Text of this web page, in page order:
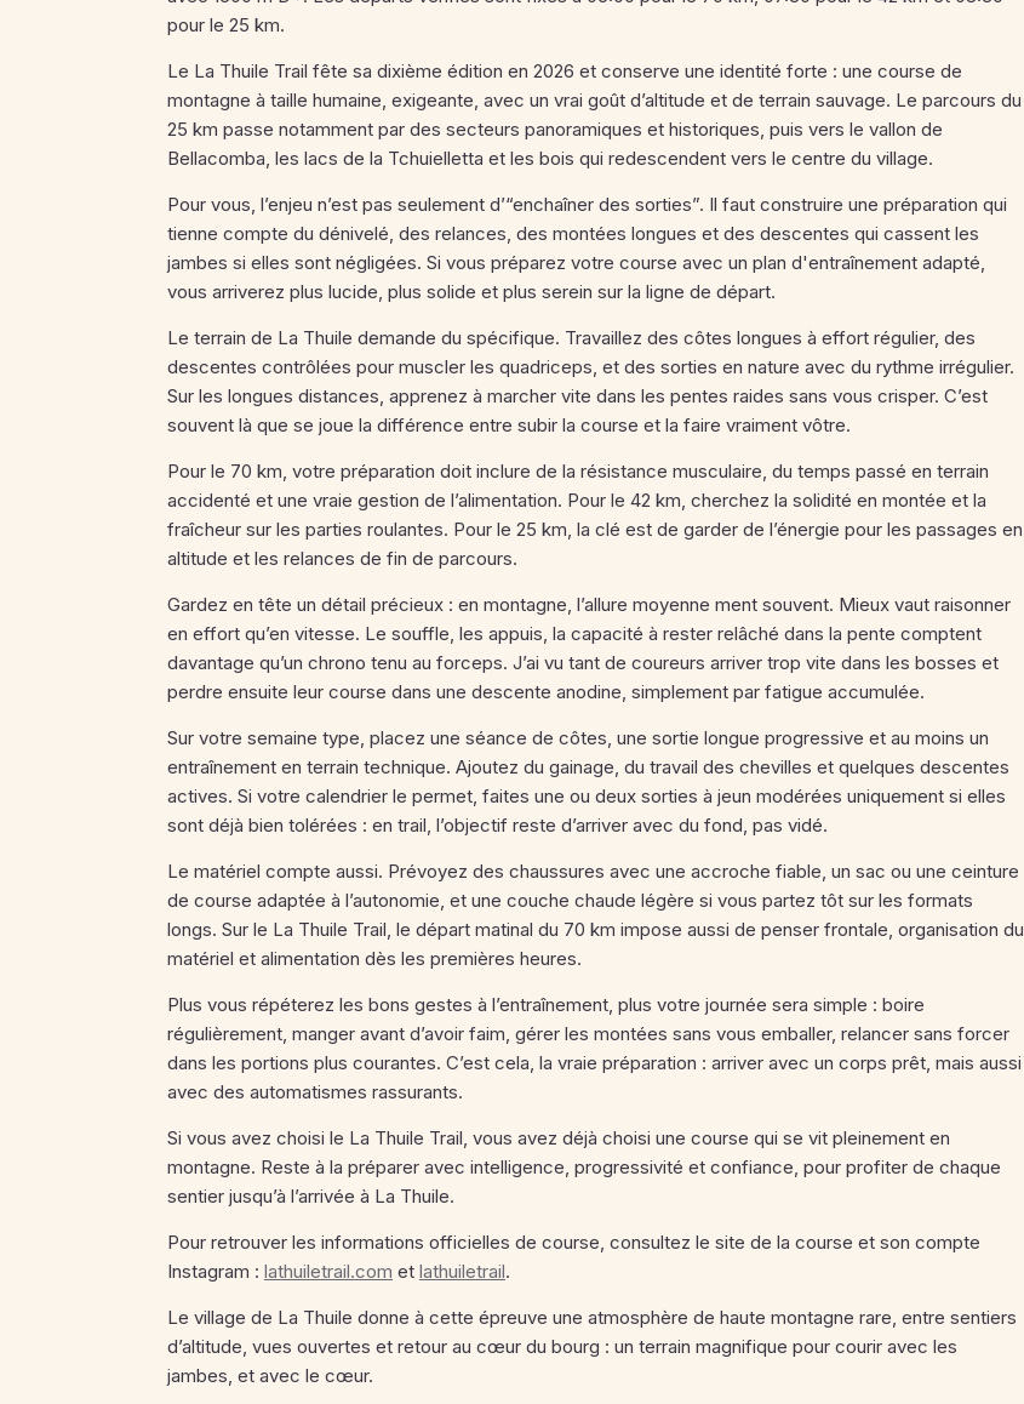
pour le 25 km.
Le La Thuile Trail fête sa dixième édition en 2026 et conserve une identité forte : une course de
montagne à taille humaine, exigeante, avec un vrai goût d’altitude et de terrain sauvage. Le parcours du
25 km passe notamment par des secteurs panoramiques et historiques, puis vers le vallon de
Bellacomba, les lacs de la Tchuielletta et les bois qui redescendent vers le centre du village.
Pour vous, l’enjeu n’est pas seulement d’“enchaîner des sorties”. Il faut construire une préparation qui
tienne compte du dénivelé, des relances, des montées longues et des descentes qui cassent les
jambes si elles sont négligées. Si vous préparez votre course avec un plan d'entraînement adapté,
vous arriverez plus lucide, plus solide et plus serein sur la ligne de départ.
Le terrain de La Thuile demande du spécifique. Travaillez des côtes longues à effort régulier, des
descentes contrôlées pour muscler les quadriceps, et des sorties en nature avec du rythme irrégulier.
Sur les longues distances, apprenez à marcher vite dans les pentes raides sans vous crisper. C’est
souvent là que se joue la différence entre subir la course et la faire vraiment vôtre.
Pour le 70 km, votre préparation doit inclure de la résistance musculaire, du temps passé en terrain
accidenté et une vraie gestion de l’alimentation. Pour le 42 km, cherchez la solidité en montée et la
fraîcheur sur les parties roulantes. Pour le 25 km, la clé est de garder de l’énergie pour les passages en
altitude et les relances de fin de parcours.
Gardez en tête un détail précieux : en montagne, l’allure moyenne ment souvent. Mieux vaut raisonner
en effort qu’en vitesse. Le souffle, les appuis, la capacité à rester relâché dans la pente comptent
davantage qu’un chrono tenu au forceps. J’ai vu tant de coureurs arriver trop vite dans les bosses et
perdre ensuite leur course dans une descente anodine, simplement par fatigue accumulée.
Sur votre semaine type, placez une séance de côtes, une sortie longue progressive et au moins un
entraînement en terrain technique. Ajoutez du gainage, du travail des chevilles et quelques descentes
actives. Si votre calendrier le permet, faites une ou deux sorties à jeun modérées uniquement si elles
sont déjà bien tolérées : en trail, l’objectif reste d’arriver avec du fond, pas vidé.
Le matériel compte aussi. Prévoyez des chaussures avec une accroche fiable, un sac ou une ceinture
de course adaptée à l’autonomie, et une couche chaude légère si vous partez tôt sur les formats
longs. Sur le La Thuile Trail, le départ matinal du 70 km impose aussi de penser frontale, organisation du
matériel et alimentation dès les premières heures.
Plus vous répéterez les bons gestes à l’entraînement, plus votre journée sera simple : boire
régulièrement, manger avant d’avoir faim, gérer les montées sans vous emballer, relancer sans forcer
dans les portions plus courantes. C’est cela, la vraie préparation : arriver avec un corps prêt, mais aussi
avec des automatismes rassurants.
Si vous avez choisi le La Thuile Trail, vous avez déjà choisi une course qui se vit pleinement en
montagne. Reste à la préparer avec intelligence, progressivité et confiance, pour profiter de chaque
sentier jusqu’à l’arrivée à La Thuile.
Pour retrouver les informations officielles de course, consultez le site de la course et son compte
Instagram : lathuiletrail.com et lathuiletrail.
Le village de La Thuile donne à cette épreuve une atmosphère de haute montagne rare, entre sentiers
d’altitude, vues ouvertes et retour au cœur du bourg : un terrain magnifique pour courir avec les
jambes, et avec le cœur.